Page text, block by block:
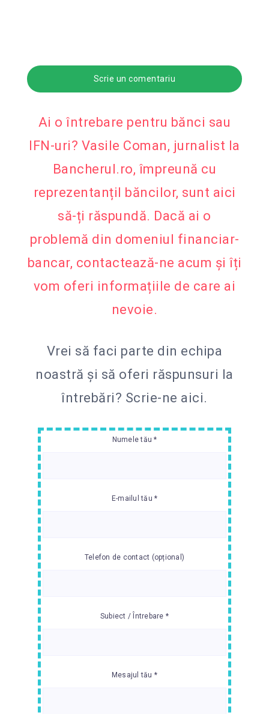
Scrie un comentariu
Ai o întrebare pentru bănci sau
IFN-uri? Vasile Coman, jurnalist la
Bancherul.ro, împreună cu
reprezentanțiI băncilor, sunt aici
să-ți răspundă. Dacă ai o
problemă din domeniul financiar-
bancar, contactează-ne acum și îți
vom oferi informațiile de care ai
nevoie.
Vrei să faci parte din echipa
noastră și să oferi răspunsuri la
întrebări? Scrie-ne aici.
Numele tău *
E-mailul tău *
Telefon de contact (opțional)
Subiect / Întrebare *
Mesajul tău *